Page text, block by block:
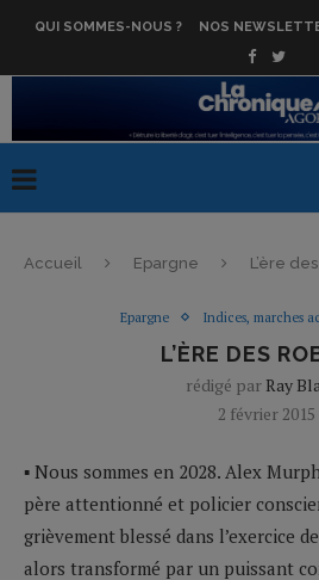
QUI SOMMES-NOUS ? NOS
Accueil Epargne L’ère
Epargne Indices, marches
L’ÈRE DES
rédigé parRay
2 février 2015
▪ Nous sommes en 2028. Alex
père attentionné et policier
grièvement blessé dans l’exercice
alors transformé par un puissant